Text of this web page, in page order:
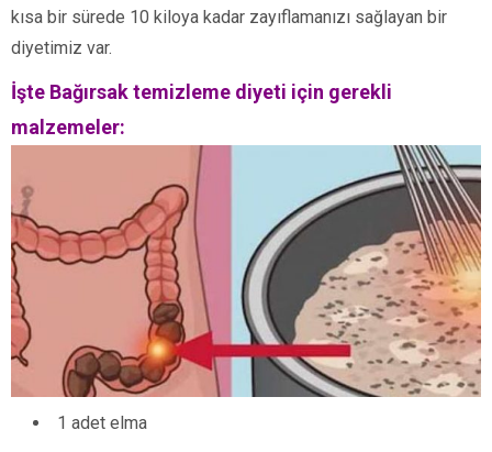
kısa bir sürede 10 kiloya kadar zayıflamanızı sağlayan bir
diyetimiz var.
İşte Bağırsak temizleme diyeti için gerekli
malzemeler:
1 adet elma